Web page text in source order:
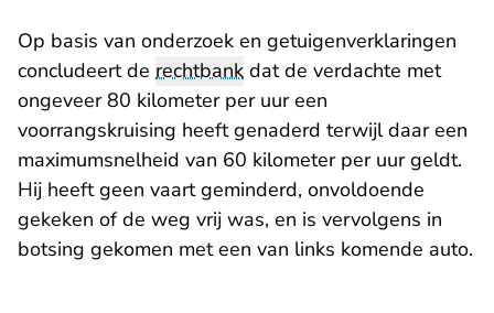
Op basis van onderzoek en getuigenverklaringen
concludeert de rechtbank dat de verdachte met
ongeveer 80 kilometer per uur een
voorrangskruising heeft genaderd terwijl daar een
maximumsnelheid van 60 kilometer per uur geldt.
Hij heeft geen vaart geminderd, onvoldoende
gekeken of de weg vrij was, en is vervolgens in
botsing gekomen met een van links komende auto.